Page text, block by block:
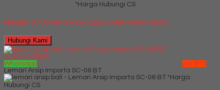
*Harga Hubungi CS
Mungkin Anda tertarik dengan produk terbaru kami
Hubungi Kami
QUICK ORDER
Whatsapp
via SMS
Lemari Arsip Importa SC-06 BT
*Harga
Hubungi CS